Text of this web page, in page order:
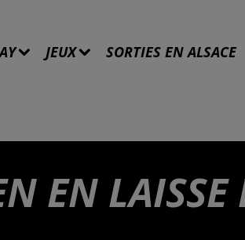
JEUX SORTIES EN ALSACE
EN LAISSE